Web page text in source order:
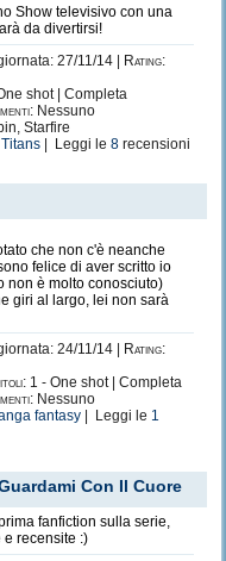
Show televisivo con una
da divertirsi!
27/11/14 |
Rating:
shot | Completa
Nessuno
Starfire
| Leggi le 8 recensioni
che non c'è neanche
felice di aver scritto io
non è molto conosciuto)
giri al largo, lei non sarà
24/11/14 |
Rating:
1 - One shot | Completa
Nessuno
fantasy | Leggi le 1
Con Il Cuore
fanfiction sulla serie,
e recensite :)